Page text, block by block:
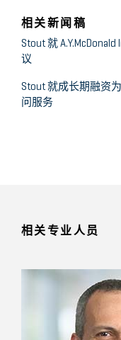
相关新闻稿
Stout 就
议
Stout 就成长期融资为
问服务
相关专业人员